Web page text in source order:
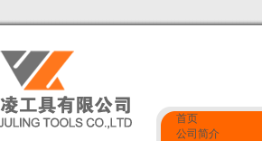
首页
公司简介